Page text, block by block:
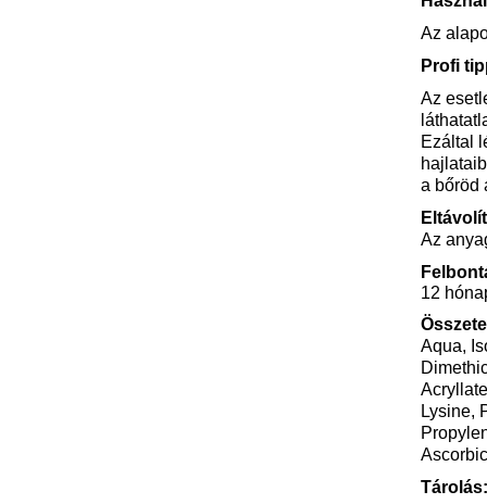
Az
Profi
Az
Ezáltal
a bőröd
Az
12
Aqua,
Lysine,
Tárolás: